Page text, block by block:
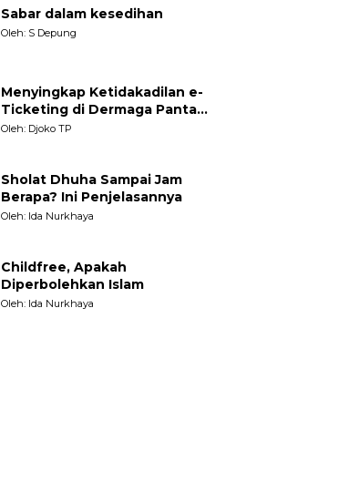
Sabar dalam kesedihan
Oleh: S Depung
Menyingkap Ketidakadilan e-
Ticketing di Dermaga Pantai
Kartini Jepara, terhadap
Oleh: Djoko TP
Sholat Dhuha Sampai Jam
Berapa? Ini Penjelasannya
Oleh: Ida Nurkhaya
Childfree, Apakah
Diperbolehkan Islam
Oleh: Ida Nurkhaya